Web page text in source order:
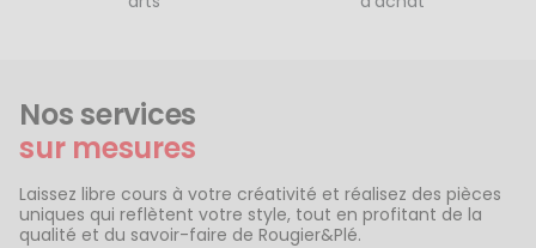
Nos services
sur mesures
Laissez libre cours à votre créativité et réalisez des pièces
uniques qui reflètent votre style, tout en profitant de la
qualité et du savoir-faire de Rougier&Plé.